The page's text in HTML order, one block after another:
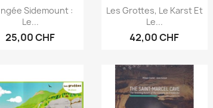
Aperçu rapide
Sidemount :
Le...
25,00 CHF
Aperçu rapide
Les Grottes, Le Karst Et
Le...
42,00 CHF